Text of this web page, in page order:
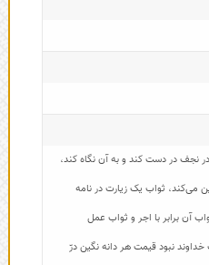
نجف در دست کند و به آن نگاه کند،
می‌کند، ثواب یک زیارت در نامه
آن برابر با اجر و ثواب عمل
نبود قیمت هر دانه نگین درّ